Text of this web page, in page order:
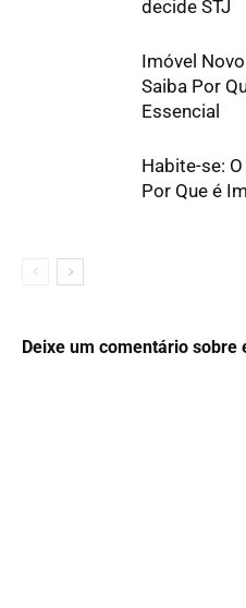
decide STJ
Imóvel
Saiba Por
Essencial
Habite-se: O
Por Que é
Deixe um comentário sobre